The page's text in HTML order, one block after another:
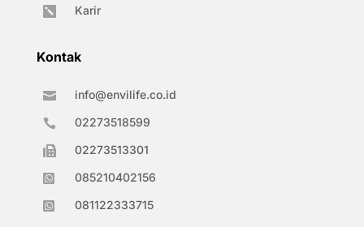
 Karir
Kontak
 info@envilife.co.id
 02273518599
 02273513301
 085210402156
 081122333715